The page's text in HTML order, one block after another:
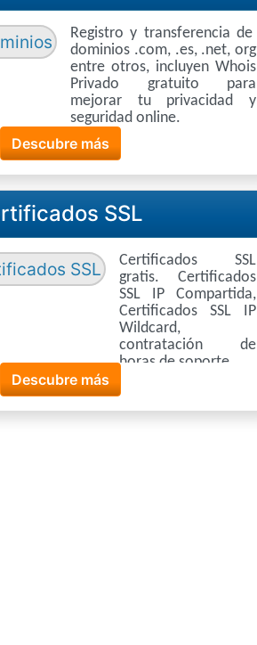
Registro y transferencia de
dominios .com, .es, .net, org
entre otros, incluyen Whois
Privado gratuito para
mejorar tu privacidad y
seguridad online.
Descubre más
SSL
Certificados SSL
gratis. Certificados
SSL IP Compartida,
Certificados SSL IP
Wildcard,
contratación de
horas de soporte
Descubre más